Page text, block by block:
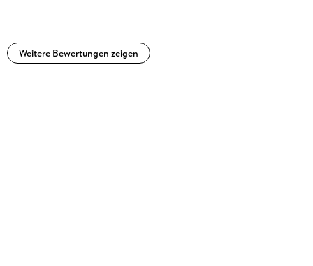
Thomas Mann als junger, verklemmter, hochbegabter
Weitere Bewertungen zeigen